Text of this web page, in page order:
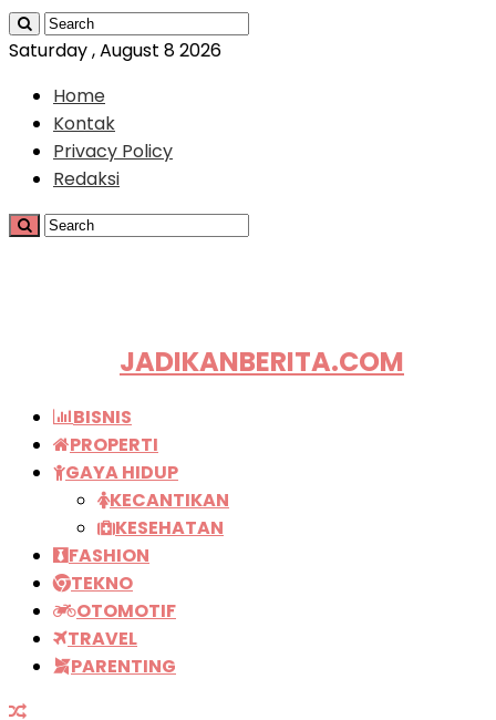
Saturday , August 8 2026
Home
Kontak
Privacy Policy
Redaksi
JADIKANBERITA.COM
BISNIS
PROPERTI
GAYA HIDUP
KECANTIKAN
KESEHATAN
FASHION
TEKNO
OTOMOTIF
TRAVEL
PARENTING